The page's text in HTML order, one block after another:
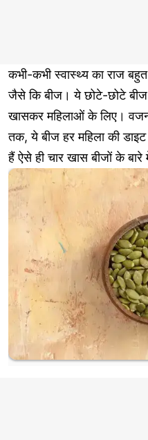
कभी-कभी स्वास्थ्य का राज
जैसे कि बीज। ये छोटे-छोटे बीज
खासकर महिलाओं के लिए।
तक, ये बीज हर महिला की
हैं ऐसे ही चार खास बीजों के बारे